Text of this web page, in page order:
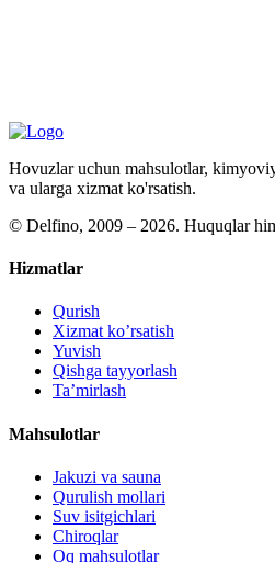
Hovuzlar uchun mahsulotlar,
va ularga xizmat ko'rsatish.
© Delfino, 2009 – 2026. Huquqlar
Hizmatlar
Qurish
Xizmat ko’rsatish
Yuvish
Qishga tayyorlash
Ta’mirlash
Mahsulotlar
Jakuzi va sauna
Qurulish mollari
Suv isitgichlari
Chiroqlar
Oq mahsulotlar